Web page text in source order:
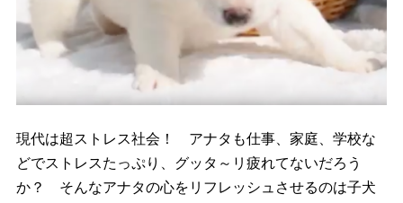
現代は超ストレス社会！ アナタも仕事、家庭、学校な
どでストレスたっぷり、グッタ～リ疲れてないだろう
か？ そんなアナタの心をリフレッシュさせるのは子犬